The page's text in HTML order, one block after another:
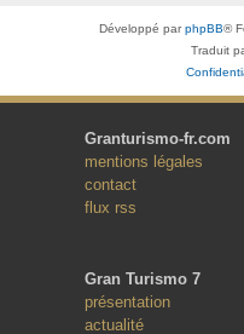
Développé parphpBB®
Traduit
Granturismo-fr.com
mentions légales
contact
flux rss
Gran Turismo 7
présentation
actualité